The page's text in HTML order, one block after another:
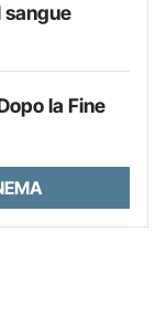
sangue
la Fine